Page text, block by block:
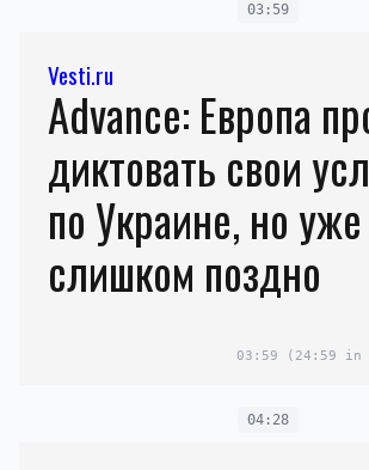
03:59
Vesti.ru
Advance: Европа
диктовать свои
по Украине, но уже
слишком поздно
03:59 (24:59 in
04:28